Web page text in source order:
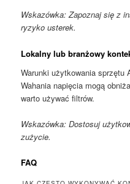
Wskazówka: Zapoznaj się z
ryzyko usterek.
Lokalny lub branżowy
Warunki użytkowania sprzętu
Wahania napięcia mogą
warto używać filtrów.
Wskazówka: Dostosuj
zużycie.
FAQ